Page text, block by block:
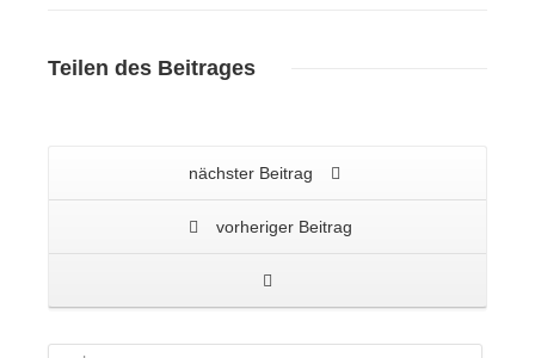
Teilen des Beitrages
nächster Beitrag
vorheriger Beitrag